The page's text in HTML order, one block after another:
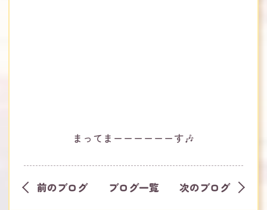
まってまーーーーーーす🎶
前のブログ ブログ一覧 次のブログ